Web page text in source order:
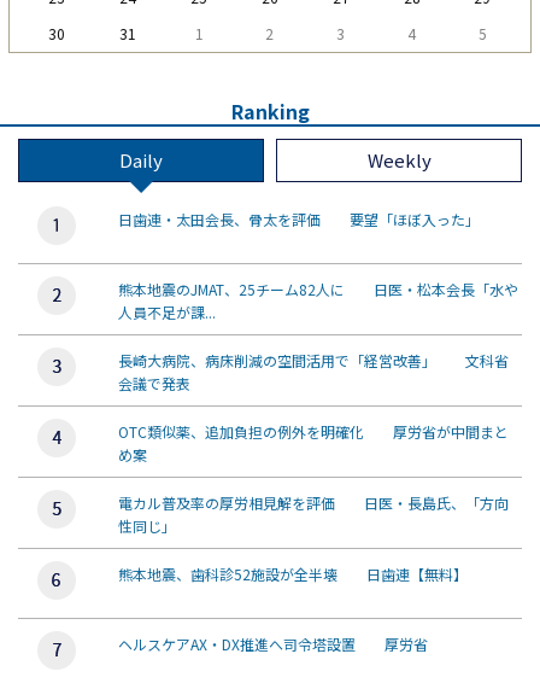
30
31 1 2 3 4 5
Ranking
Daily Weekly
日歯連・太田会長、骨太を評価 要望「ほぼ入った」
熊本地震のJMAT、25チーム82人に 日医・松本会長「水や
人員不足が課...
長崎大病院、病床削減の空間活用で「経営改善」 文科省
会議で発表
OTC類似薬、追加負担の例外を明確化 厚労省が中間まと
め案
電カル普及率の厚労相見解を評価 日医・長島氏、「方向
性同じ」
熊本地震、歯科診52施設が全半壊 日歯連【無料】
ヘルスケアAX・DX推進へ司令塔設置 厚労省